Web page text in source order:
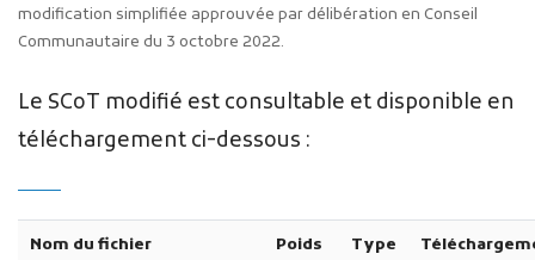
modification simplifiée approuvée par délibération en Conseil
Communautaire du 3 octobre 2022.
Le SCoT modifié est consultable et disponible en
téléchargement ci-dessous :
Nom du fichier Poids Type